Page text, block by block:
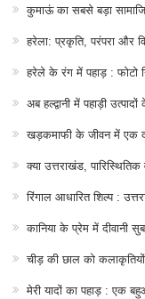
कुमाऊं का सबसे बड़ा
हरेला: प्रकृति, परंपरा और
हरेले के रंग में पहाड़ : फोटो
अब हल्द्वानी में पहाड़ी
खड़कमाफी के जीवन में एक
क्या उत्तराखंड,
रिंगाल आधारित शिल्प :
कानिया के प्रेम में दीवानी
चीड़ की छाल को
मेरी यादों का पहाड़ : एक